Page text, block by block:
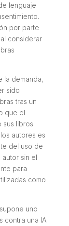
lenguaje
por parte
considerar
la demanda,
sido
tras un
que el
libros.
autores es
del uso de
sin el
para
como
uno
contra una IA